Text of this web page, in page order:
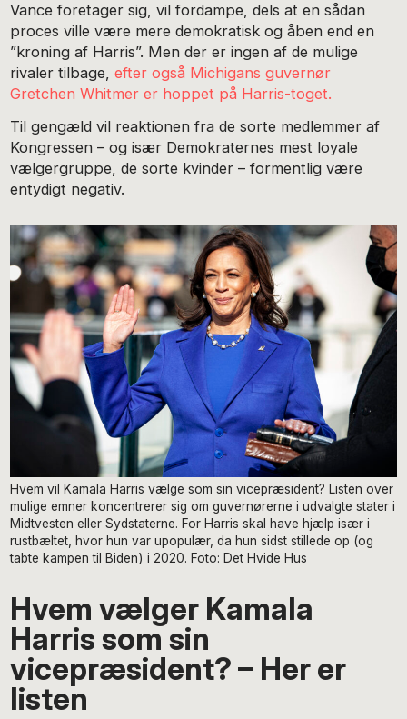
Vance foretager sig, vil fordampe, dels at en sådan
proces ville være mere demokratisk og åben end en
”kroning af Harris”. Men der er ingen af de mulige
rivaler tilbage, efter også Michigans guvernør
Gretchen Whitmer er hoppet på Harris-toget.
Til gengæld vil reaktionen fra de sorte medlemmer af
Kongressen – og især Demokraternes mest loyale
vælgergruppe, de sorte kvinder – formentlig være
entydigt negativ.
Hvem vil Kamala Harris vælge som sin vicepræsident? Listen over
mulige emner koncentrerer sig om guvernørerne i udvalgte stater i
Midtvesten eller Sydstaterne. For Harris skal have hjælp især i
rustbæltet, hvor hun var upopulær, da hun sidst stillede op (og
tabte kampen til Biden) i 2020. Foto: Det Hvide Hus
Hvem vælger Kamala
Harris som sin
vicepræsident? – Her er
listen